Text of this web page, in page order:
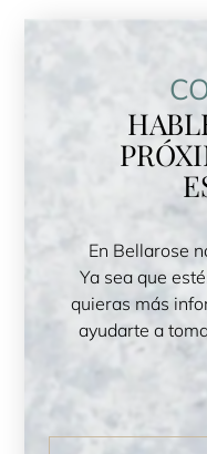
En Bellarose
Ya sea que
quieras más
ayudarte a